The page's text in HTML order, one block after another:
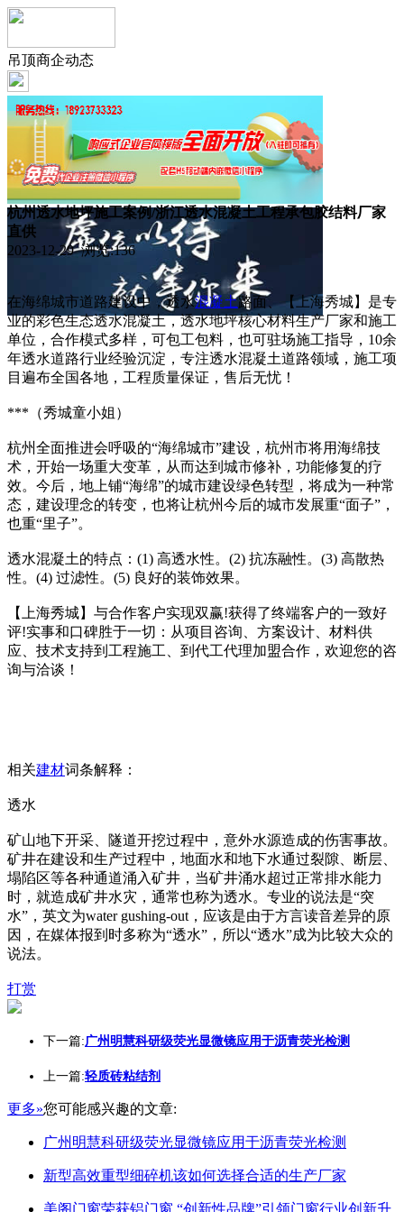
吊顶商企动态
杭州透水地坪施工案例/浙江透水混凝土工程承包胶结料厂家
直供
2023-12-29 浏览:136
在海绵城市道路建设中，透水混凝土路面、【上海秀城】是专
业的彩色生态透水混凝土，透水地坪核心材料生产厂家和施工
单位，合作模式多样，可包工包料，也可驻场施工指导，10余
年透水道路行业经验沉淀，专注透水混凝土道路领域，施工项
目遍布全国各地，工程质量保证，售后无忧！
***（秀城童小姐）
杭州全面推进会呼吸的“海绵城市”建设，杭州市将用海绵技
术，开始一场重大变革，从而达到城市修补，功能修复的疗
效。今后，地上铺“海绵”的城市建设绿色转型，将成为一种常
态，建设理念的转变，也将让杭州今后的城市发展重“面子”，
也重“里子”。
透水混凝土的特点：(1) 高透水性。(2) 抗冻融性。(3) 高散热
性。(4) 过滤性。(5) 良好的装饰效果。
【上海秀城】与合作客户实现双赢!获得了终端客户的一致好
评!实事和口碑胜于一切：从项目咨询、方案设计、材料供
应、技术支持到工程施工、到代工代理加盟合作，欢迎您的咨
询与洽谈！
相关建材词条解释：
透水
矿山地下开采、隧道开挖过程中，意外水源造成的伤害事故。
矿井在建设和生产过程中，地面水和地下水通过裂隙、断层、
塌陷区等各种通道涌入矿井，当矿井涌水超过正常排水能力
时，就造成矿井水灾，通常也称为透水。专业的说法是“突
水”，英文为water gushing-out，应该是由于方言读音差异的原
因，在媒体报到时多称为“透水”，所以“透水”成为比较大众的
说法。
打赏
下一篇:广州明慧科研级荧光显微镜应用于沥青荧光检测
上一篇:轻质砖粘结剂
更多»您可能感兴趣的文章:
广州明慧科研级荧光显微镜应用于沥青荧光检测
新型高效重型细碎机该如何选择合适的生产厂家
美阁门窗荣获铝门窗 “创新性品牌”引领门窗行业创新升